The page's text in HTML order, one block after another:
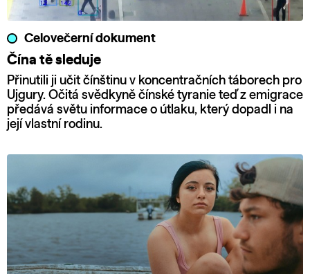
Celovečerní dokument
Čína tě sleduje
Přinutili ji učit čínštinu v koncentračních táborech pro
Ujgury. Očitá svědkyně čínské tyranie teď z emigrace
předává světu informace o útlaku, který dopadl i na
její vlastní rodinu.